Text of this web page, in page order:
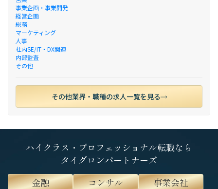
事業企画・事業開発
経営企画
総務
マーケティング
人事
社内SE/IT・DX関連
内部監査
その他
その他業界・職種の求人一覧を見る
ハイクラス・プロフェッショナル転職なら
タイグロンパートナーズ
金融
コンサル 事業会社